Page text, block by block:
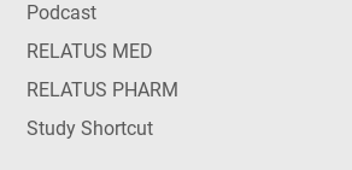
Podcast
RELATUS MED
RELATUS PHARM
Study Shortcut